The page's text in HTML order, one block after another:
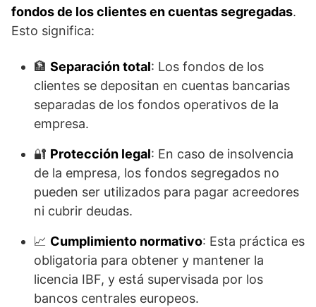
fondos de los clientes en cuentas segregadas.
Esto significa:
🏦 Separación total: Los fondos de los
clientes se depositan en cuentas bancarias
separadas de los fondos operativos de la
empresa.
🔐 Protección legal: En caso de insolvencia
de la empresa, los fondos segregados no
pueden ser utilizados para pagar acreedores
ni cubrir deudas.
📈 Cumplimiento normativo: Esta práctica es
obligatoria para obtener y mantener la
licencia IBF, y está supervisada por los
bancos centrales europeos.